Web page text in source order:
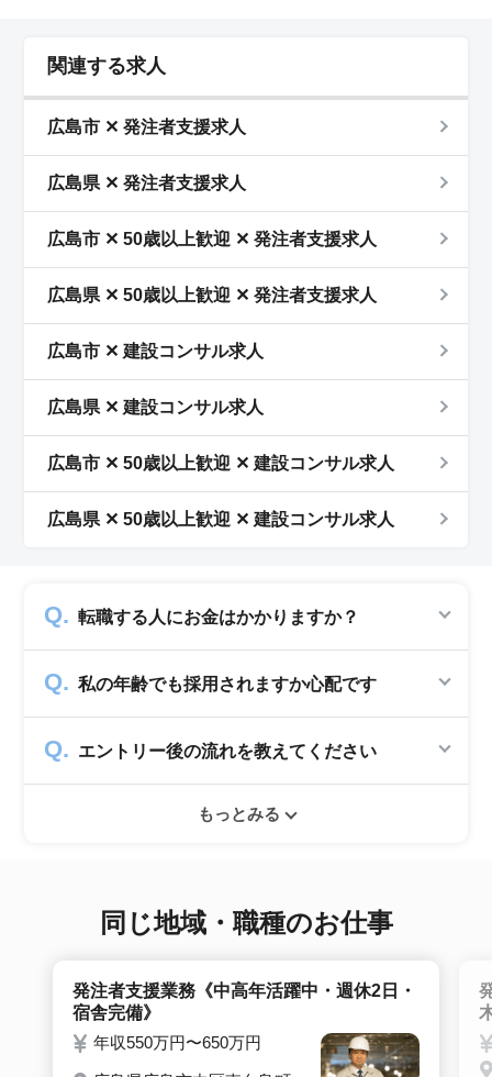
関連する求人
広島市 ✕ 発注者支援求人
広島県 ✕ 発注者支援求人
広島市 ✕ 50歳以上歓迎 ✕ 発注者支援求人
広島県 ✕ 50歳以上歓迎 ✕ 発注者支援求人
広島市 ✕ 建設コンサル求人
広島県 ✕ 建設コンサル求人
広島市 ✕ 50歳以上歓迎 ✕ 建設コンサル求人
広島県 ✕ 50歳以上歓迎 ✕ 建設コンサル求人
転職する人にお金はかかりますか？
していますので、転職希望者の方からは費用は
一切発生致しません。
私の年齢でも採用されますか心配です
業のみ掲載をしています。60代・70代以上の
就職実績も多数ありますので年齢に気負いせず
ぜひ紹介依頼へ進んでください。
エントリー後の流れを教えてください
ーとヒアリングのお時間を頂きます。その後希
もっとみる
同じ地域・職種のお仕事
発注者支援業務《中高年活躍中・週休2日・
宿舎完備》
年収550万円〜650万円